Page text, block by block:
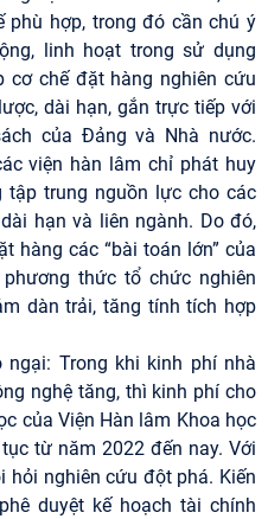
phù hợp, trong đó cần chú ý
linh hoạt trong sử dụng
cơ chế đặt hàng nghiên cứu
dài hạn, gắn trực tiếp với
của Đảng và Nhà nước.
viện hàn lâm chỉ phát huy
trung nguồn lực cho các
hạn và liên ngành. Do đó,
hàng các “bài toán lớn” của
thức tổ chức nghiên
dàn trải, tăng tính tích hợp
Trong khi kinh phí nhà
nghệ tăng, thì kinh phí cho
của Viện Hàn lâm Khoa học
từ năm 2022 đến nay. Với
hỏi nghiên cứu đột phá. Kiến
duyệt kế hoạch tài chính